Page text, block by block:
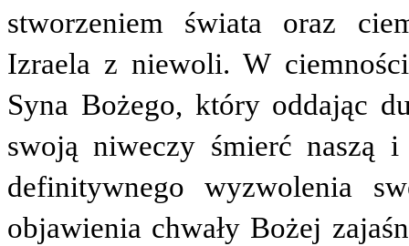
stworzeniem świata oraz
Izraela z niewoli. W
Syna Bożego, który oddając
swoją niweczy śmierć naszą
definitywnego wyzwolenia
objawienia chwały Bożej